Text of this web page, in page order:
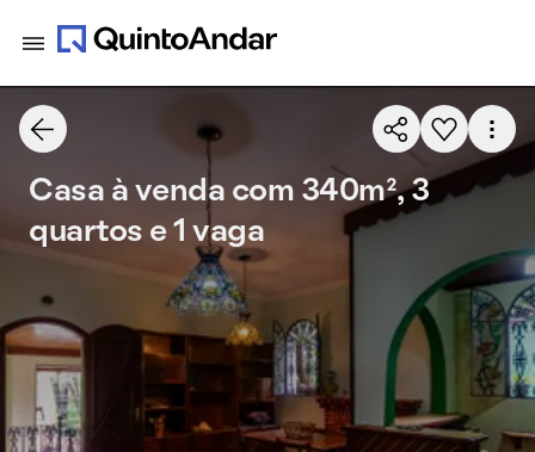
Casa à venda com 340m², 3
quartos e 1 vaga